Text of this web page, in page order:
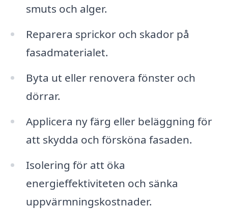
smuts och alger.
Reparera sprickor och skador på
fasadmaterialet.
Byta ut eller renovera fönster och
dörrar.
Applicera ny färg eller beläggning för
att skydda och försköna fasaden.
Isolering för att öka
energieffektiviteten och sänka
uppvärmningskostnader.